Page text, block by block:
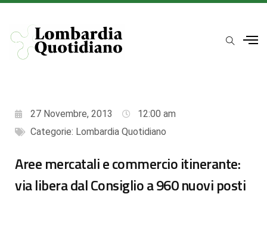
27 Novembre, 2013
12:00 am
Categorie: Lombardia Quotidiano
Aree mercatali e commercio itinerante:
via libera dal Consiglio a 960 nuovi posti